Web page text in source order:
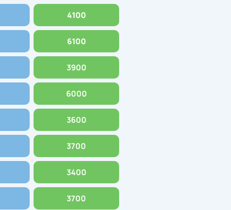
4100
6100
3900
6000
3600
3700
3400
3700